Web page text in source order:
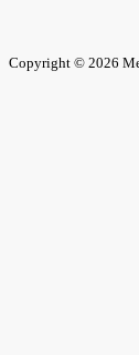
Copyright © 2026